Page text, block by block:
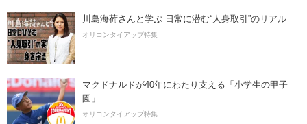
川島海荷さんと学ぶ 日常に潜む“人身取引”のリアル
オリコンタイアップ特集
マクドナルドが40年にわたり支える「小学生の甲子
園」
オリコンタイアップ特集